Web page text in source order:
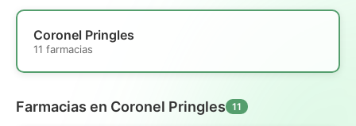
Coronel Pringles
11 farmacias
Farmacias en Coronel Pringles 11